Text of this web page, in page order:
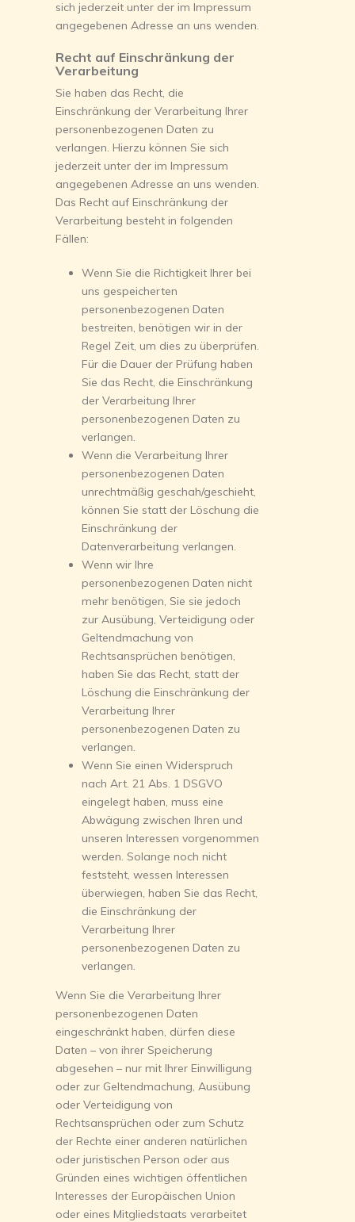
sich jederzeit unter der im Impressum
angegebenen Adresse an uns wenden.
Recht auf Einschränkung der
Verarbeitung
Sie haben das Recht, die
Einschränkung der Verarbeitung Ihrer
personenbezogenen Daten zu
verlangen. Hierzu können Sie sich
jederzeit unter der im Impressum
angegebenen Adresse an uns wenden.
Das Recht auf Einschränkung der
Verarbeitung besteht in folgenden
Fällen:
Wenn Sie die Richtigkeit Ihrer bei
uns gespeicherten
personenbezogenen Daten
bestreiten, benötigen wir in der
Regel Zeit, um dies zu überprüfen.
Für die Dauer der Prüfung haben
Sie das Recht, die Einschränkung
der Verarbeitung Ihrer
personenbezogenen Daten zu
verlangen.
Wenn die Verarbeitung Ihrer
personenbezogenen Daten
unrechtmäßig geschah/geschieht,
können Sie statt der Löschung die
Einschränkung der
Datenverarbeitung verlangen.
Wenn wir Ihre
personenbezogenen Daten nicht
mehr benötigen, Sie sie jedoch
zur Ausübung, Verteidigung oder
Geltendmachung von
Rechtsansprüchen benötigen,
haben Sie das Recht, statt der
Löschung die Einschränkung der
Verarbeitung Ihrer
personenbezogenen Daten zu
verlangen.
Wenn Sie einen Widerspruch
nach Art. 21 Abs. 1 DSGVO
eingelegt haben, muss eine
Abwägung zwischen Ihren und
unseren Interessen vorgenommen
werden. Solange noch nicht
feststeht, wessen Interessen
überwiegen, haben Sie das Recht,
die Einschränkung der
Verarbeitung Ihrer
personenbezogenen Daten zu
verlangen.
Wenn Sie die Verarbeitung Ihrer
personenbezogenen Daten
eingeschränkt haben, dürfen diese
Daten – von ihrer Speicherung
abgesehen – nur mit Ihrer Einwilligung
oder zur Geltendmachung, Ausübung
oder Verteidigung von
Rechtsansprüchen oder zum Schutz
der Rechte einer anderen natürlichen
oder juristischen Person oder aus
Gründen eines wichtigen öffentlichen
Interesses der Europäischen Union
oder eines Mitgliedstaats verarbeitet